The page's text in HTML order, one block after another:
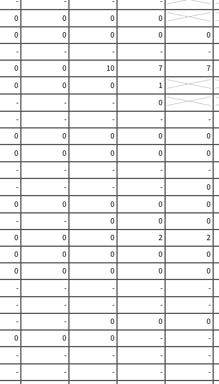
0 0 0
0
0 0 0 0 0
- - - - -
0 0 10 7 7
0 0 0
1
- - -
0
- - - - -
0 0 0 0 0
0 0 0 0 0
- - - - -
- - - - 0
0 0 0 0 0
- - 0 0 0
0 0 0 2 2
0 0 0 0 0
0 0 0 0 0
- - - - -
- - - - -
- - 0 0 0
0 0 0 - -
- - - - -
- - - - -